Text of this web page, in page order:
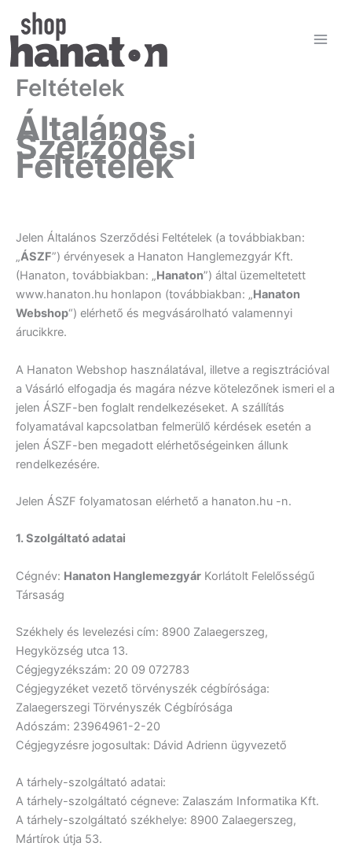
content
Általános Szerződési
Feltételek
Általános
Szerződési
Feltételek
Jelen Általános Szerződési Feltételek (a továbbiakban:
„ÁSZF”) érvényesek a Hanaton Hanglemezgyár Kft.
(Hanaton, továbbiakban: „Hanaton”) által üzemeltetett
www.hanaton.hu honlapon (továbbiakban: „Hanaton
Webshop“) elérhető és megvásárolható valamennyi
árucikkre.
A Hanaton Webshop használatával, illetve a regisztrációval
a Vásárló elfogadja és magára nézve kötelezőnek ismeri el a
jelen ÁSZF-ben foglalt rendelkezéseket. A szállítás
folyamatával kapcsolatban felmerülő kérdések esetén a
jelen ÁSZF-ben megadott elérhetőségeinken állunk
rendelkezésére.
Jelen ÁSZF folyamatosan elérhető a hanaton.hu -n.
1. Szolgáltató adatai
Cégnév: Hanaton Hanglemezgyár Korlátolt Felelősségű
Társaság
Székhely és levelezési cím: 8900 Zalaegerszeg,
Hegyközség utca 13.
Cégjegyzékszám: 20 09 072783
Cégjegyzéket vezető törvényszék cégbírósága:
Zalaegerszegi Törvényszék Cégbírósága
Adószám: 23964961-2-20
Cégjegyzésre jogosultak: Dávid Adrienn ügyvezető
A tárhely-szolgáltató adatai:
A tárhely-szolgáltató cégneve: Zalaszám Informatika Kft.
A tárhely-szolgáltató székhelye: 8900 Zalaegerszeg,
Mártírok útja 53.